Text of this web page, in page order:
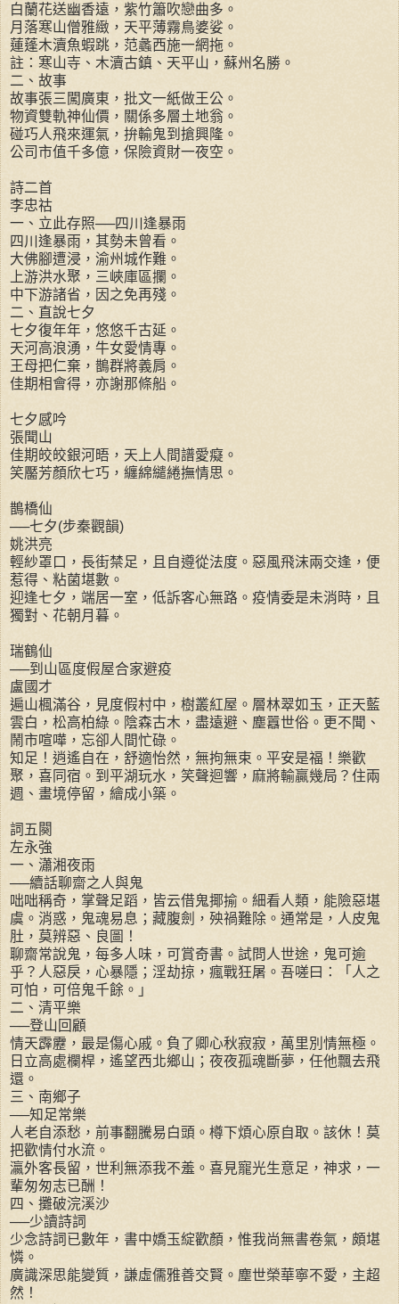
白蘭花送幽香遠，紫竹簫吹戀曲多。
月落寒山僧雅緻，天平薄霧鳥婆娑。
蓮蓬木瀆魚蝦跳，范蠡西施一網拖。
註：寒山寺、木瀆古鎮、天平山，蘇州名勝。
二、故事
故事張三闖廣東，批文一紙做王公。
物資雙軌神仙價，關係多層土地翁。
碰巧人飛來運氣，拚輸鬼到搶興隆。
公司市值千多億，保險資財一夜空。
詩二首
李忠祜
一、立此存照──四川逢暴雨
四川逢暴雨，其勢未曾看。
大佛腳遭浸，渝州城作難。
上游洪水聚，三峽庫區攔。
中下游諸省，因之免再殘。
二、直說七夕
七夕復年年，悠悠千古延。
天河高浪湧，牛女愛情專。
王母把仁棄，鵲群將義肩。
佳期相會得，亦謝那條船。
七夕感吟
張聞山
佳期皎皎銀河晤，天上人間譜愛癡。
笑靨芳顏欣七巧，纏綿繾綣撫情思。
鵲橋仙
──七夕(步秦觀韻)
姚洪亮
輕紗罩口，長街禁足，且自遵從法度。惡風飛沫兩交逢，便
惹得、粘菌堪數。
迎逢七夕，端居一室，低訴客心無路。疫情委是未消時，且
獨對、花朝月暮。
瑞鶴仙
──到山區度假屋合家避疫
盧國才
遍山楓滿谷，見度假村中，樹叢紅屋。層林翠如玉，正天藍
雲白，松高柏綠。陰森古木，盡遠避、塵囂世俗。更不聞、
鬧市喧嘩，忘卻人間忙碌。
知足！逍遙自在，舒適怡然，無拘無束。平安是福！樂歡
聚，喜同宿。到平湖玩水，笑聲迴響，麻將輸贏幾局？住兩
週、畫境停留，繪成小築。
詞五闋
左永強
一、瀟湘夜雨
──續話聊齋之人與鬼
咄咄稱奇，掌聲足蹈，皆云借鬼揶揄。細看人類，能險惡堪
虞。消惑，鬼魂易息；藏腹劍，殃禍難除。通常是，人皮鬼
肚，莫辨惡、良圖！
聊齋常說鬼，每多人味，可賞奇書。試問人世途，鬼可逾
乎？人惡戾，心暴隱；淫劫掠，瘋戰狂屠。吾嗟曰：「人之
可怕，可倍鬼千餘。」
二、清平樂
──登山回顧
情天霹靂，最是傷心戚。負了卿心秋寂寂，萬里別情無極。
日立高處欄桿，遙望西北鄉山；夜夜孤魂斷夢，任他飄去飛
還。
三、南鄉子
──知足常樂
人老自添愁，前事翻騰易白頭。樽下煩心原自取。該休！莫
把歡情付水流。
瀛外客長留，世利無添我不羞。喜見寵光生意足，神求，一
輩匆匆志已酬！
四、攤破浣溪沙
──少讀詩詞
少念詩詞已數年，書中嬌玉綻歡顏，惟我尚無書卷氣，頗堪
憐。
廣識深思能變質，謙虛儒雅善交賢。塵世榮華寧不愛，主超
然！